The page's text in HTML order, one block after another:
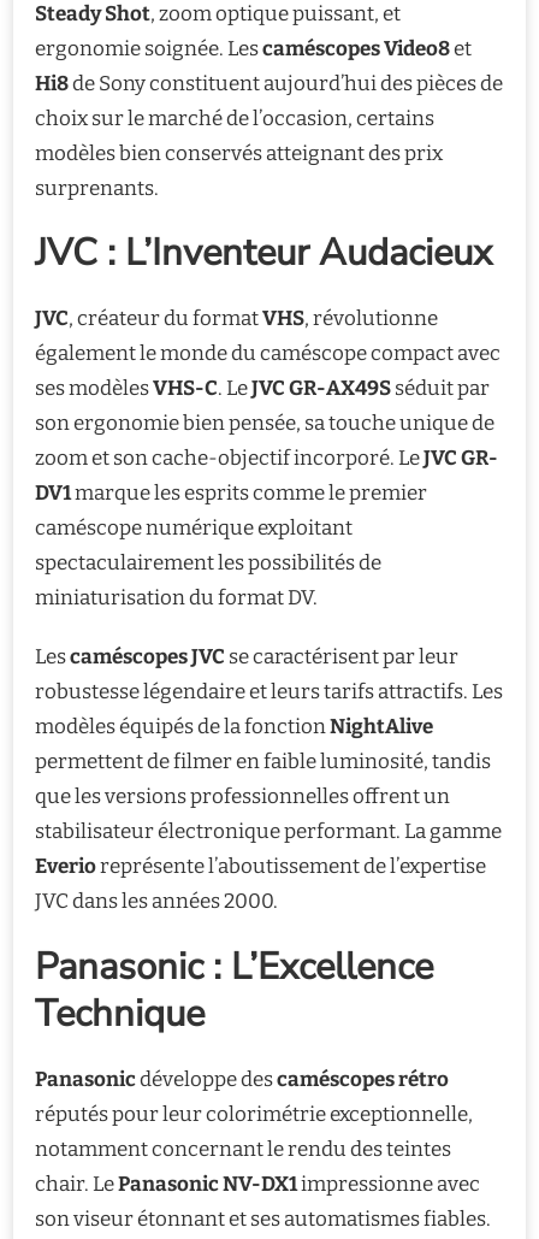
Steady Shot, zoom optique puissant, et
ergonomie soignée. Lescaméscopes Video8et
Hi8de Sony constituent aujourd’hui des pièces de
choix sur le marché de l’occasion, certains
modèles bien conservés atteignant des prix
surprenants.
JVC : L’Inventeur Audacieux
JVC, créateur du formatVHS, révolutionne
également le monde du caméscope compact avec
ses modèlesVHS-C. LeJVC GR-AX49Sséduit par
son ergonomie bien pensée, sa touche unique de
zoom et son cache-objectif incorporé. LeJVC GR-
DV1marque les esprits comme le premier
caméscope numérique exploitant
spectaculairement les possibilités de
miniaturisation du format DV.
Lescaméscopes JVC se caractérisent par leur
robustesse légendaire et leurs tarifs attractifs. Les
modèles équipés de la fonctionNightAlive
permettent de filmer en faible luminosité, tandis
que les versions professionnelles offrent un
stabilisateur électronique performant. La gamme
Everioreprésente l’aboutissement de l’expertise
JVC dans les années 2000.
Panasonic : L’Excellence
Technique
Panasonicdéveloppe descaméscopes rétro
réputés pour leur colorimétrie exceptionnelle,
notamment concernant le rendu des teintes
chair. LePanasonic NV-DX1impressionne avec
son viseur étonnant et ses automatismes fiables.